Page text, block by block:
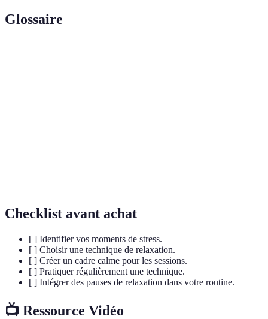
Glossaire
Checklist avant achat
[ ] Identifier vos moments de stress.
[ ] Choisir une technique de relaxation.
[ ] Créer un cadre calme pour les sessions.
[ ] Pratiquer régulièrement une technique.
[ ] Intégrer des pauses de relaxation dans votre routine.
📺 Ressource Vidéo